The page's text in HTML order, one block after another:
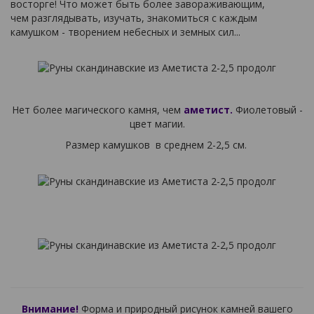
восторге! Что может быть более завораживающим,
чем разглядывать, изучать, знакомиться с каждым
камушком - творением небесных и земных сил...
Нет более магического камня, чем аметист. Фиолетовый -
цвет магии.
Размер камушков в среднем 2-2,5 см.
Внимание! Форма и природный рисунок камней вашего